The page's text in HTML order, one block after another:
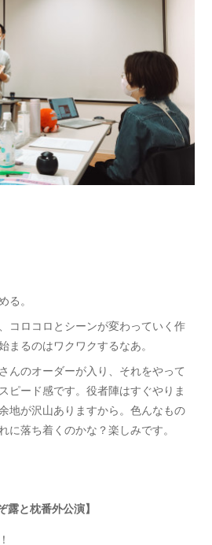
る。
コロコロとシーンが変わっていく作
まるのはワクワクするなあ。
んのオーダーが入り、それをやって
ピード感です。役者陣はすぐやりま
地が沢山ありますから。色んなもの
に落ち着くのかな？楽しみです。
露と枕番外公演】